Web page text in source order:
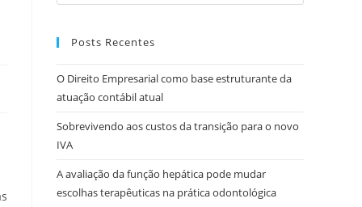
Posts Recentes
O Direito Empresarial como base estruturante da
atuação contábil atual
Sobrevivendo aos custos da transição para o novo
IVA
A avaliação da função hepática pode mudar
escolhas terapêuticas na prática odontológica